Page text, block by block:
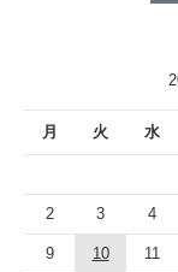
月 火 水
2 3 4
9 10 11